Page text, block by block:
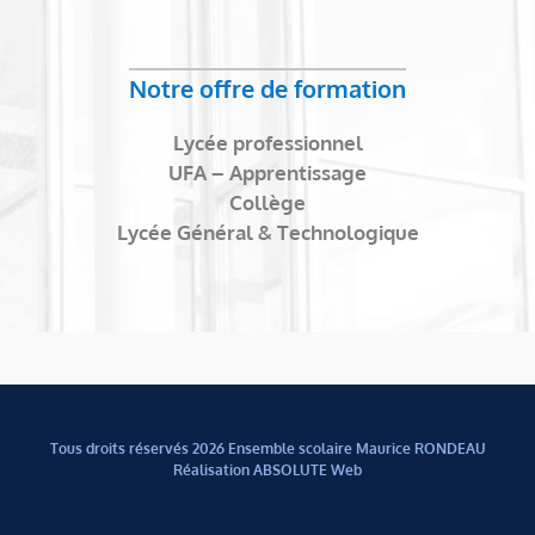
Notre offre de formation
Lycée professionnel
UFA – Apprentissage
Collège
Lycée Général & Technologique
Tous droits réservés 2026 Ensemble scolaire Maurice RONDEAU
Réalisation ABSOLUTE Web